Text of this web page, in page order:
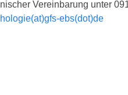
Vereinbarung unter
ebs(dot)de